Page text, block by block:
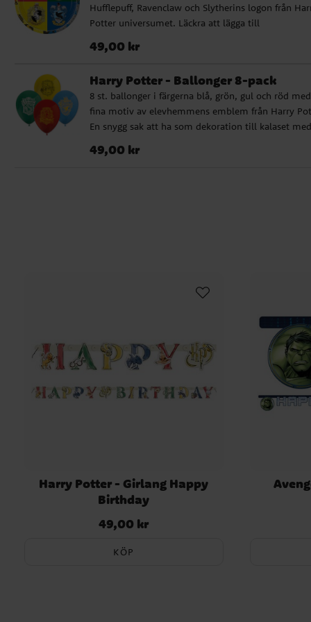
Hufflepuff, Ravenclaw och Slytherins logon från
Potter universumet. Läckra att lägga till
Harry Potter tema. Tallrikarna är tillverkade av
Pris :49,00 kr
49,00 kr
Harry Potter - Ballonger 8-pack
8 st. ballonger i färgerna blå, grön, gul och röd med
fina motiv av elevhemmens emblem från Harry
En snygg sak att ha som dekoration till kalaset med
diameter när dom är uppblåsta och går att fylla med
Pris :49,00 kr
49,00 kr
Harry Potter - Girlang Happy
Birthday
Pris:49,00 kr
49,00 kr
KÖP